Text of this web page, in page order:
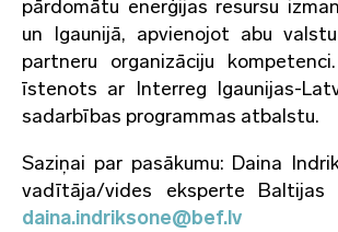
pārdomātu enerģijas resursu
un Igaunijā, apvienojot abu
partneru organizāciju
īstenots ar Interreg Igaunijas-
sadarbības programmas atbalstu.
Saziņai par pasākumu: Daina
vadītāja/vides eksperte Baltijas
daina.indriksone@bef.lv